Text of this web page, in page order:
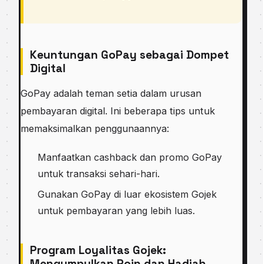
Keuntungan GoPay sebagai Dompet
Digital
GoPay adalah teman setia dalam urusan
pembayaran digital. Ini beberapa tips untuk
memaksimalkan penggunaannya:
Manfaatkan cashback dan promo GoPay
untuk transaksi sehari-hari.
Gunakan GoPay di luar ekosistem Gojek
untuk pembayaran yang lebih luas.
Program Loyalitas Gojek: